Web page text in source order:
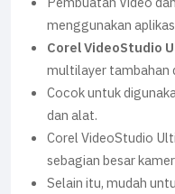
menggunakan
Corel VideoStudio
multilayer tambahan
Cocok untuk
dan alat.
Corel VideoStudio
sebagian besar
Selain itu, mudah